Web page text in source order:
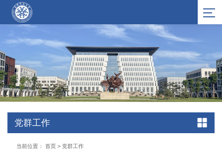
党群工作
当前位置： 首页> 党群工作